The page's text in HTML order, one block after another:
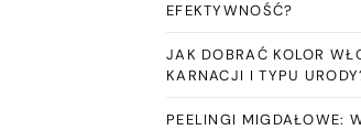
EFEKTYWNOŚĆ?
JAK DOBRAĆ KOLOR
KARNACJI I TYPU
PEELINGI MIGDAŁOWE: